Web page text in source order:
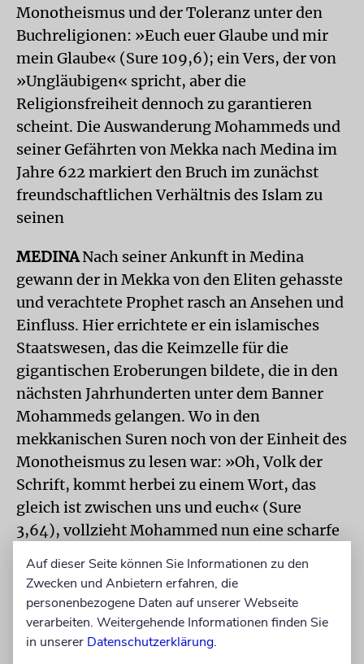
Monotheismus und der Toleranz unter den
Buchreligionen: »Euch euer Glaube und mir
mein Glaube« (Sure 109,6); ein Vers, der von
»Ungläubigen« spricht, aber die
Religionsfreiheit dennoch zu garantieren
scheint. Die Auswanderung Mohammeds und
seiner Gefährten von Mekka nach Medina im
Jahre 622 markiert den Bruch im zunächst
freundschaftlichen Verhältnis des Islam zu
seinen
MEDINANach seiner Ankunft in Medina
gewann der in Mekka von den Eliten gehasste
und verachtete Prophet rasch an Ansehen und
Einfluss. Hier errichtete er ein islamisches
Staatswesen, das die Keimzelle für die
gigantischen Eroberungen bildete, die in den
nächsten Jahrhunderten unter dem Banner
Mohammeds gelangen. Wo in den
mekkanischen Suren noch von der Einheit des
Monotheismus zu lesen war: »Oh, Volk der
Schrift, kommt herbei zu einem Wort, das
gleich ist zwischen uns und euch« (Sure
3,64), vollzieht Mohammed nun eine scharfe
und lässt nur noch den Koran allein als
authentisch gelten.
Er wirft Christen und Juden vor, die
Auf dieser Seite können Sie Informationen zu den
Zwecken und Anbietern erfahren, die
personenbezogene Daten auf unserer Webseite
verarbeiten. Weitergehende Informationen finden Sie
in unserer Datenschutzerklärung.